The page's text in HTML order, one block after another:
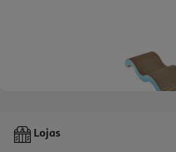
Arranhador Auchan Curvo Natural
Lojas